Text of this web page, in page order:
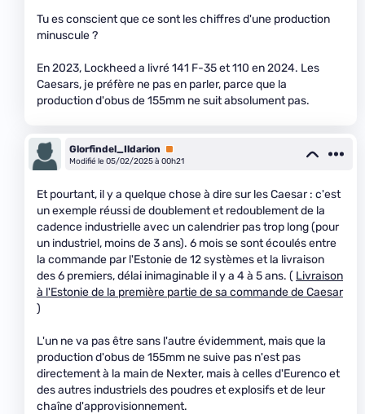
Tu es conscient que ce sont les chiffres d'une production
minuscule ?
En 2023, Lockheed a livré 141 F-35 et 110 en 2024. Les
Caesars, je préfère ne pas en parler, parce que la
production d'obus de 155mm ne suit absolument pas.
Glorfindel_Ildarion
Premium
Modifié le 05/02/2025 à 00h21
Et pourtant, il y a quelque chose à dire sur les Caesar : c'est
un exemple réussi de doublement et redoublement de la
cadence industrielle avec un calendrier pas trop long (pour
un industriel, moins de 3 ans). 6 mois se sont écoulés entre
la commande par l'Estonie de 12 systèmes et la livraison
des 6 premiers, délai inimaginable il y a 4 à 5 ans. ( Livraison
à l'Estonie de la première partie de sa commande de Caesar
)
L'un ne va pas être sans l'autre évidemment, mais que la
production d'obus de 155mm ne suive pas n'est pas
directement à la main de Nexter, mais à celles d'Eurenco et
des autres industriels des poudres et explosifs et de leur
chaîne d'approvisionnement.